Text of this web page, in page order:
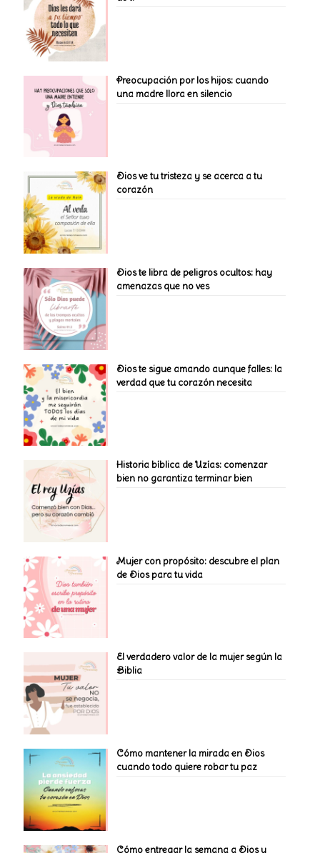
Preocupación por los hijos: cuando
una madre llora en silencio
Dios ve tu tristeza y se acerca a tu
corazón
Dios te libra de peligros ocultos: hay
amenazas que no ves
Dios te sigue amando aunque falles: la
verdad que tu corazón necesita
Historia bíblica de Uzías: comenzar
bien no garantiza terminar bien
Mujer con propósito: descubre el plan
de Dios para tu vida
El verdadero valor de la mujer según la
Biblia
Cómo mantener la mirada en Dios
cuando todo quiere robar tu paz
Cómo entregar la semana a Dios y